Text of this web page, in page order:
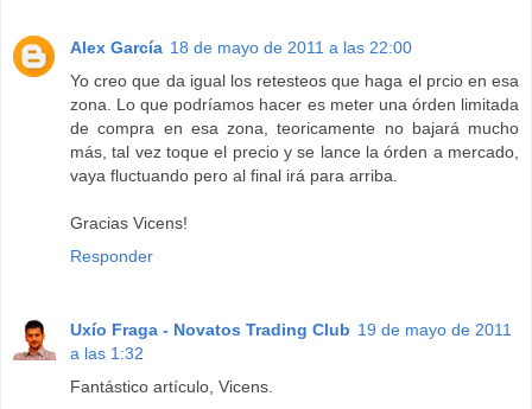
Alex García 18 de mayo de 2011 a las 22:00
Yo creo que da igual los retesteos que haga el prcio en esa
zona. Lo que podríamos hacer es meter una órden limitada
de compra en esa zona, teoricamente no bajará mucho
más, tal vez toque el precio y se lance la órden a mercado,
vaya fluctuando pero al final irá para arriba.
Gracias Vicens!
Responder
Uxío Fraga - Novatos Trading Club 19 de mayo de 2011
a las 1:32
Fantástico artículo, Vicens.